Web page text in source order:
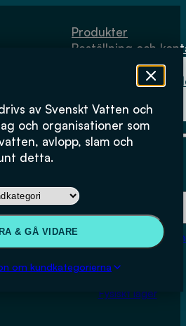
av Svenskt Vatten och
och organisationer som
avlopp, slam och
detta.
& GÅ VIDARE
om kundkategorierna
Produkter
Beställning och
Fysiskt lager
Beställning och kontakt
Om
Köpvillkor
Fysiskt lager
för slam